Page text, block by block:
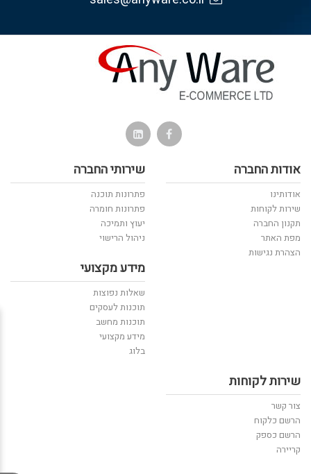
אודות החברה
אודותינו
שירות לקוחות
תקנון החברה
מפת האתר
הצהרת נגישות
שירותי החברה
פתרונות תוכנה
פתרונות חומרה
יעוץ ותמיכה
ניהול הרישוי
מידע מקצועי
שאלות נפוצות
תוכנות לעסקים
תוכנות מחשב
מידע מקצועי
בלוג
שירות לקוחות
צור קשר
הרשם כלקוח
הרשם כספק
קריירה